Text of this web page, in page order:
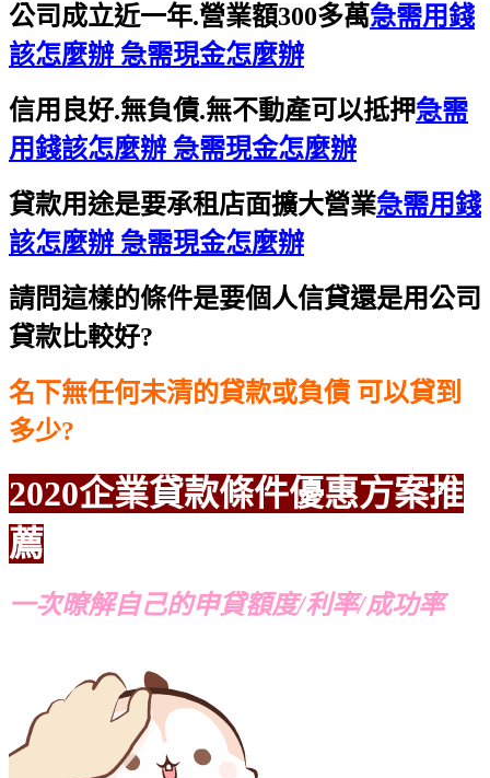
公司成立近一年.營業額300多萬急需用錢
該怎麼辦 急需現金怎麼辦
信用良好.無負債.無不動產可以抵押急需
用錢該怎麼辦 急需現金怎麼辦
貸款用途是要承租店面擴大營業急需用錢
該怎麼辦 急需現金怎麼辦
請問這樣的條件是要個人信貸還是用公司
貸款比較好?
名下無任何未清的貸款或負債 可以貸到
多少?
2020企業貸款條件優惠方案推
薦
一次暸解自己的申貸額度/利率/成功率